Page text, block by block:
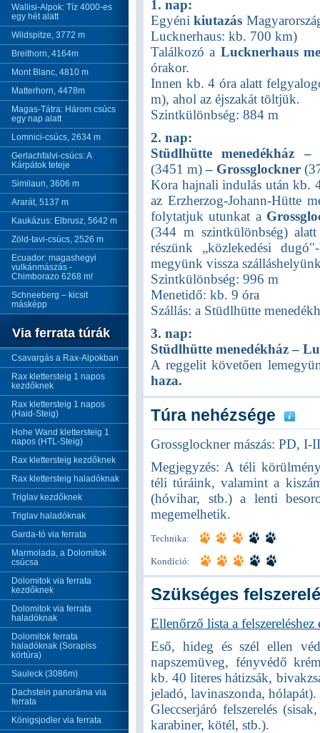
Wallisi-Alpok: Tíz 4000-es
egy hét alatt
Wildspitze, 3772 m
Breithorn, 4164m
Mont Blanc, 4810 m
Matterhorn, 4478m
Magas-Tátra: Három csúcs
egy nap alatt
Lomnici-csúcs, 2634 m
Gerlachfalvi-csúcs: A
Kárpátok teteje
Similaun, 3606 m
Ararát, 5137 m
Kaukázus: Elbrusz, 5642 m
Zöld-tavi-csúcs, 2526 m
Ecuador: magashegyi
vulkánmászás -
Chimborazo 6268 m!
Schneeberg – kicsit
másképp
Via ferrata túrák
Csavargás a Rax-Alpokban
Rax klettersteig 1 napos
kezdőknek
Rax klettersteig 1 napos
(Haid-Steig)
Hohe Wand klettersteig 1
napos (HTL-Steig)
Rax klettersteig kezdőknek
Rax klettersteig haladóknak
Triglav kezdőknek
Triglav haladóknak
Garda-tó via ferrata
Marmolada, a Dolomitok
csúcsa
Dolomitok via ferrata
kezdőknek
Dolomitok via ferrata
haladóknak
Dolomitok ferrata
haladóknak (Sorapiss
körtúra)
Sauleck (3086m)
Dachstein panoráma via
ferrata
Königsjodler via ferrata
1. nap:
Egyénikiutazás
Lucknerhaus: kb. 700 km)
Találkozó a Lucknerhaus
órakor.
Innen kb. 4 óra alatt
m), ahol az éjszakát töltjük.
Szintkülönbség: 884 m
2. nap:
Stüdlhütte menedékház –
(3451 m)– Grossglockner
Kora hajnali indulás után kb.
az Erzherzog-Johann-Hütte
folytatjuk utunkat a
(344 m szintkülönbség)
részünk „közlekedési
megyünk vissza
Szintkülönbség: 996 m
Menetidő: kb. 9 óra
Szállás: a Stüdlhütte
3. nap:
Stüdlhütte menedékház –
A reggelit követően
haza.
Túra nehézsége
Grossglockner mászás: PD,
Megjegyzés: A téli
téli túráink, valamint a
(hóvihar, stb.) a lenti
megemelhetik.
Technika:
Kondíció:
Szükséges
Ellenőrző lista a
Eső, hideg és szél ellen
napszemüveg, fényvédő
kb. 40 literes hátizsák,
jeladó, lavinaszonda, hólapát).
Gleccserjáró felszerelés
karabiner, kötél, stb.).